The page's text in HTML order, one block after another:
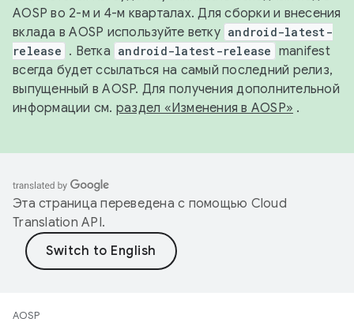
AOSP во 2-м и 4-м кварталах. Для сборки и внесения
вклада в AOSP используйте ветку android-latest-
release . Ветка android-latest-release manifest
всегда будет ссылаться на самый последний релиз,
выпущенный в AOSP. Для получения дополнительной
информации см. раздел «Изменения в AOSP» .
Эта страница переведена с помощью Cloud
Translation API.
AOSP